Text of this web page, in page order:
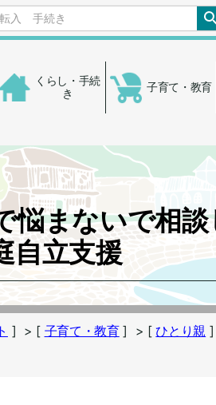
本文へ
くらし・手続
き
子育て・教育
悩まないで相
自立支援
] > [ 子育て・教育] > [ひとり親 ]